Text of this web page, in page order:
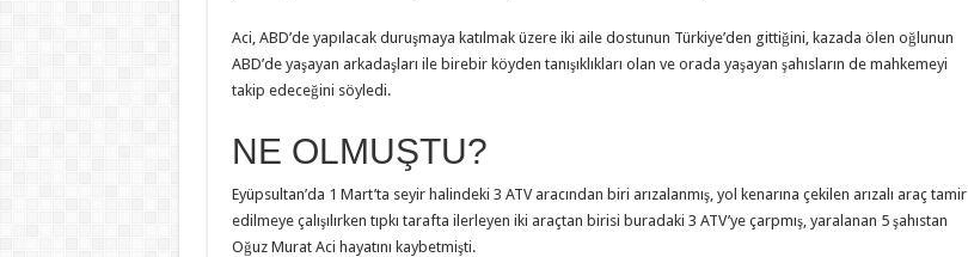
Aci, ABD’de yapılacak duruşmaya katılmak üzere iki aile dostunun Türkiye’den gittiğini, kazada ölen oğlunun
ABD’de yaşayan arkadaşları ile birebir köyden tanışıklıkları olan ve orada yaşayan şahısların de mahkemeyi
takip edeceğini söyledi.
NE OLMUŞTU?
Eyüpsultan’da 1 Mart’ta seyir halindeki 3 ATV aracından biri arızalanmış, yol kenarına çekilen arızalı araç tamir
edilmeye çalışılırken tıpkı tarafta ilerleyen iki araçtan birisi buradaki 3 ATV’ye çarpmış, yaralanan 5 şahıstan
Oğuz Murat Aci hayatını kaybetmişti.